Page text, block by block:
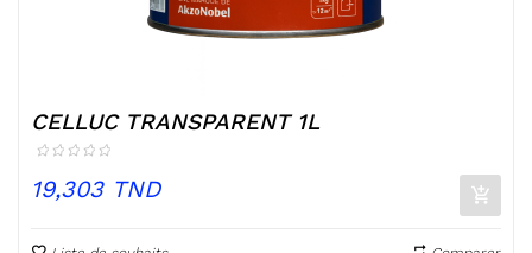
CELLUC TRANSPARENT 1L
Prix
19,303 TND